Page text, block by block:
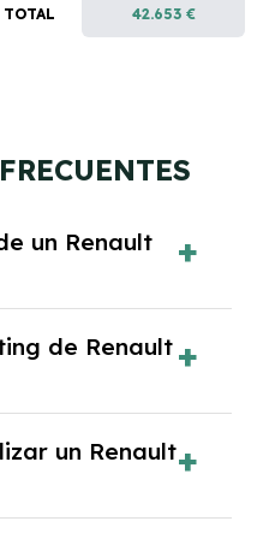
TOTAL 42.653 €
un Renault
en el que pagas una
uso del coche
años.
de Renault
asistencia en
documentación.
un Renault